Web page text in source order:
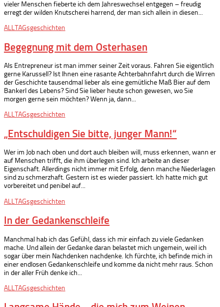
vieler Menschen fieberte ich dem Jahreswechsel entgegen – freudig
erregt der wilden Knutscherei harrend, der man sich allein in diesen...
ALLTAGsgeschichten
Begegnung mit dem Osterhasen
Als Entrepreneur ist man immer seiner Zeit voraus. Fahren Sie eigentlich
gerne Karussell? Ist Ihnen eine rasante Achterbahnfahrt durch die Wirren
der Geschichte tausendmal lieber als eine gemütliche Maß Bier auf dem
Bankerl des Lebens? Sind Sie lieber heute schon gewesen, wo Sie
morgen gerne sein möchten? Wenn ja, dann...
ALLTAGsgeschichten
„Entschuldigen Sie bitte, junger Mann!“
Wer im Job nach oben und dort auch bleiben will, muss erkennen, wann er
auf Menschen trifft, die ihm überlegen sind. Ich arbeite an dieser
Eigenschaft. Allerdings nicht immer mit Erfolg, denn manche Niederlagen
sind zu schmerzhaft. Gestern ist es wieder passiert. Ich hatte mich gut
vorbereitet und penibel auf...
ALLTAGsgeschichten
In der Gedankenschleife
Manchmal hab ich das Gefühl, dass ich mir einfach zu viele Gedanken
mache. Und allein der Gedanke daran belastet mich ungemein, weil ich
sogar über mein Nachdenken nachdenke. Ich fürchte, ich befinde mich in
einer endlosen Gedankenschleife und komme da nicht mehr raus. Schon
in der aller Früh denke ich...
ALLTAGsgeschichten